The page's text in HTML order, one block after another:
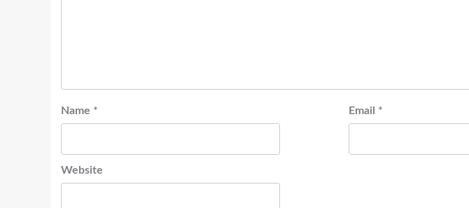
Name * Email *
Website